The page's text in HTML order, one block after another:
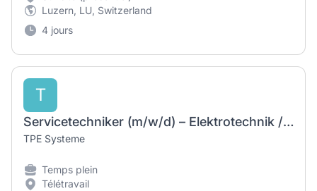
Luzern, LU, Switzerland
4 jours
T
Servicetechniker (m/w/d) – Elektrotechnik / Automatisierungstechnik
TPE Systeme
Temps plein
Télétravail